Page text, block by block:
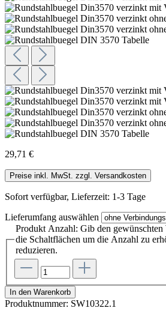
29,71 €
Preise inkl. MwSt. zzgl. Versandkosten
Sofort verfügbar, Lieferzeit: 1-3 Tage
Lieferumfang auswählen
Produkt Anzahl: Gib den gewünschten
die Schaltflächen um die Anzahl zu
reduzieren.
In den Warenkorb
Produktnummer: SW10322.1